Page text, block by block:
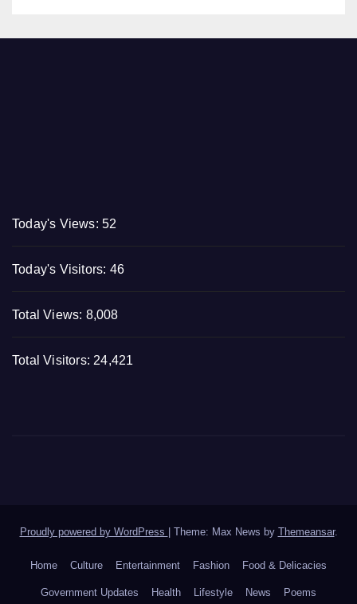
Today's Views: 52
Today's Visitors: 46
Total Views: 8,008
Total Visitors: 24,421
Proudly powered by WordPress Theme: Max News by Themeansar.
Home Culture Entertainment Fashion Food & Delicacies
Government Updates Health Lifestyle News Poems